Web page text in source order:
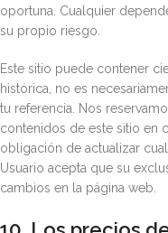
oportuna. Cualquier
su propio riesgo.
Este sitio puede contener
histórica, no es
tu referencia. Nos
contenidos de este sitio en
obligación de actualizar
Usuario acepta que su
cambios en la página web.